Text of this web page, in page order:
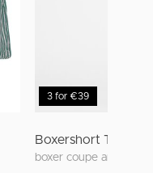
3 for €39
Boxershort Thomas
boxer coupe ample